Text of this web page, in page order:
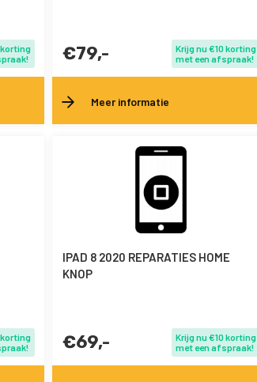
korting
€79,-
Krijg nu €10 korting
met een afspraak!
Meer informatie
korting
IPAD 8 2020 REPARATIES HOME
KNOP
€69,-
Krijg nu €10 korting
met een afspraak!